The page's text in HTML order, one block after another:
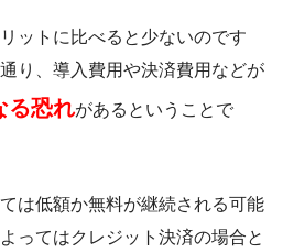
ットに比べると少ないのです
り、導入費用や決済費用などが
る恐れがあるということで
は低額か無料が継続される可能
ってはクレジット決済の場合と